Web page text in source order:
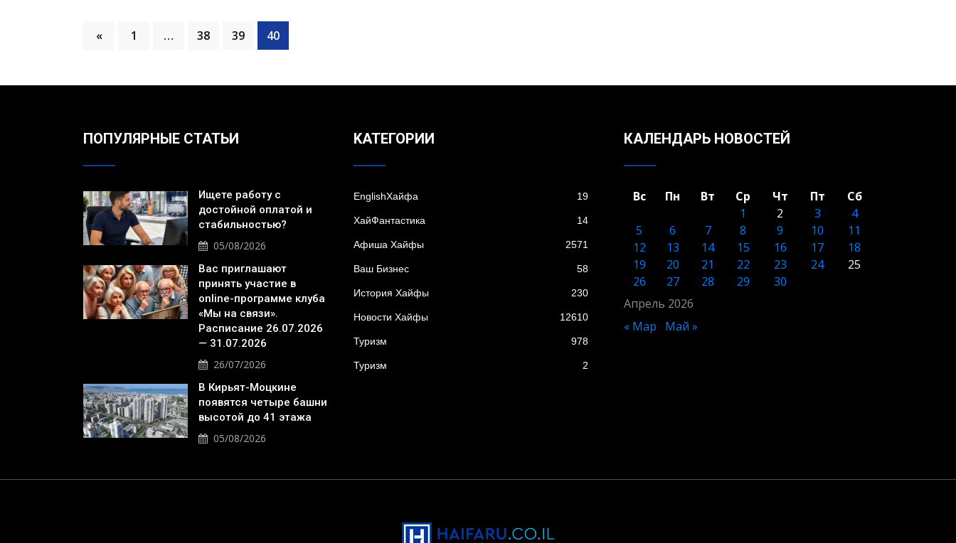
« 1 … 38 39 40
ПОПУЛЯРНЫЕ СТАТЬИ
Ищете работу с
достойной оплатой и
стабильностью?
05/08/2026
Вас приглашают
принять участие в
online-программе клуба
«Мы на связи».
Расписание 26.07.2026
— 31.07.2026
26/07/2026
В Кирьят-Моцкине
появятся четыре башни
высотой до 41 этажа
05/08/2026
KАТЕГОРИИ
EnglishХайфа 19
XайФантастика 14
Афиша Хайфы 2571
Ваш Бизнес 58
История Хайфы 230
Новости Хайфы 12610
Туризм 978
Туризм 2
КАЛЕНДАРЬ НОВОСТЕЙ
Апрель 2026
Вс Пн Вт Ср Чт Пт
Сб
1
2 3
4
5
6 7 8 9 10
11
12
13 14 15 16 17
18
19
20 21 22 23 24
25
26
27 28 29 30
« Мар Май »